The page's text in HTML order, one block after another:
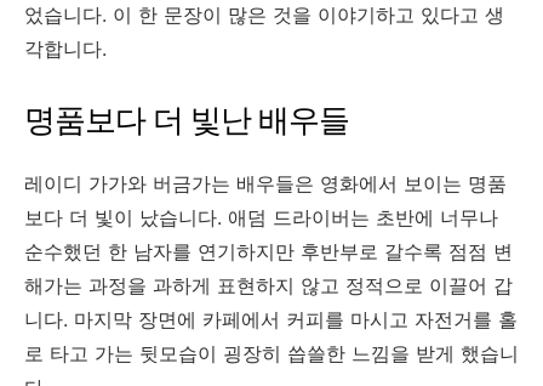
었습니다. 이 한 문장이 많은 것을 이야기하고 있다고 생
각합니다.
명품보다 더 빛난 배우들
레이디 가가와 버금가는 배우들은 영화에서 보이는 명품
보다 더 빛이 났습니다. 애덤 드라이버는 초반에 너무나
순수했던 한 남자를 연기하지만 후반부로 갈수록 점점 변
해가는 과정을 과하게 표현하지 않고 정적으로 이끌어 갑
니다. 마지막 장면에 카페에서 커피를 마시고 자전거를 홀
로 타고 가는 뒷모습이 굉장히 씁쓸한 느낌을 받게 했습니